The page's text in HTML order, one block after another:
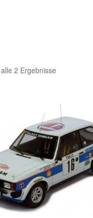
2 Ergebnisse